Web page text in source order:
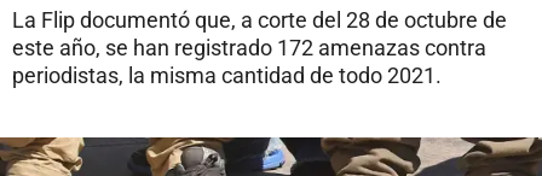
La Flip documentó que, a corte del 28 de octubre de
este año, se han registrado 172 amenazas contra
periodistas, la misma cantidad de todo 2021.